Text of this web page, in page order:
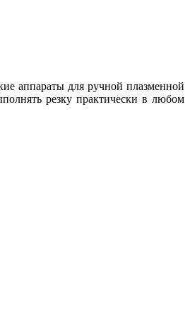
аппараты для ручной плазменной
резку практически в любом